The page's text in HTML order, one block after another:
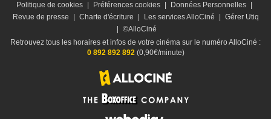
Politique de cookies
Préférences cookies Données Personnelles
Revue de presse
Charte d'écriture Les services AlloCiné
Gérer Utiq
©AlloCiné
Retrouvez tous les horaires et infos de votre cinéma sur le numéro AlloCiné :
0 892 892 892(0,90€/minute)